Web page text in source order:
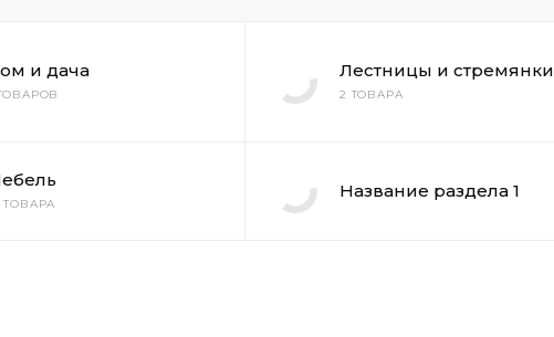
и дача Лестницы и стремянки
2 ТОВАРА
ТОВАРА
Название раздела 1